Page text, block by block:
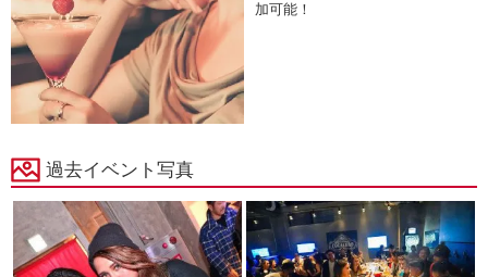
加可能！
過去イベント写真